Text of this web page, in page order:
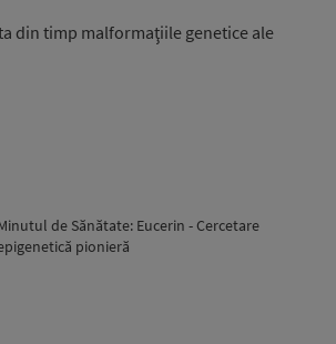
din timp malformaţiile genetice ale
de Sănătate: Eucerin - Cercetare
pionieră